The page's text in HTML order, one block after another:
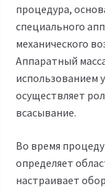
процедура,
специального
механического
Аппаратный
использованием
осуществляет
всасывание.
Во время
определяет
настраивает